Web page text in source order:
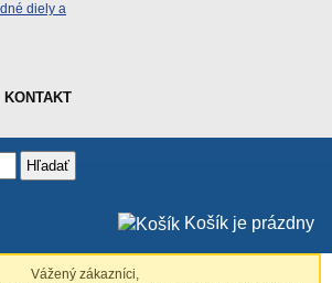
KONTAKT
Hľadať
Košík je prázdny
Vážený zákazníci,